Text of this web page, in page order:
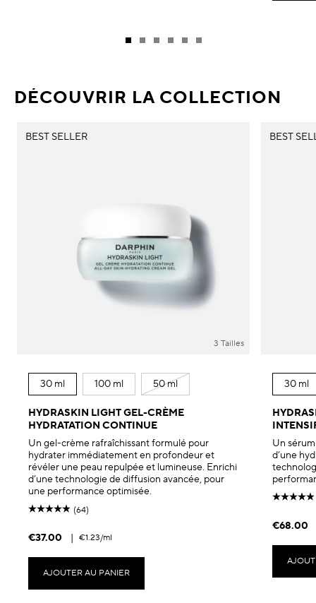
DÉCOUVRIR LA COLLECTION
BEST SELLER
3 Tailles
30 ml 100 ml 50 ml
HYDRASKIN LIGHT GEL-CRÈME
HYDRATATION CONTINUE
Un gel-crème rafraîchissant formulé pour
hydrater immédiatement en profondeur et
révéler une peau repulpée et lumineuse. Enrichi
d’une technologie de diffusion avancée, pour
une performance optimisée.
(64)
€37.00 | €1.23/ml
AJOUTER AU PANIER
BEST
30 ml
Un
d’une
€68.00